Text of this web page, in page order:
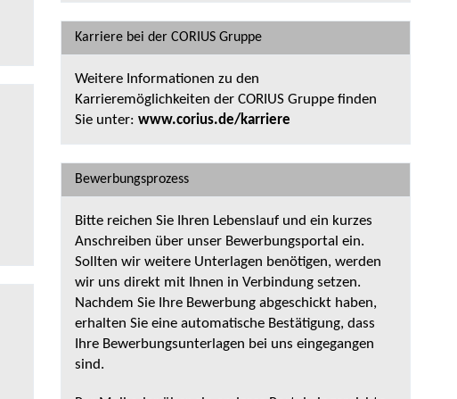
Karriere bei der CORIUS Gruppe
Weitere Informationen zu den
Karrieremöglichkeiten der CORIUS Gruppe finden
Sie unter: www.corius.de/karriere
Bewerbungsprozess
Bitte reichen Sie Ihren Lebenslauf und ein kurzes
Anschreiben über unser Bewerbungsportal ein.
Sollten wir weitere Unterlagen benötigen, werden
wir uns direkt mit Ihnen in Verbindung setzen.
Nachdem Sie Ihre Bewerbung abgeschickt haben,
erhalten Sie eine automatische Bestätigung, dass
Ihre Bewerbungsunterlagen bei uns eingegangen
sind.